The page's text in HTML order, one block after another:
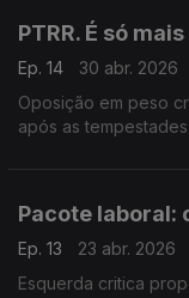
PTRR. É só
Ep. 14
30 abr. 2026
Oposição em peso
após as
Pacote laboral:
Ep. 13
23 abr. 2026
Esquerda critica